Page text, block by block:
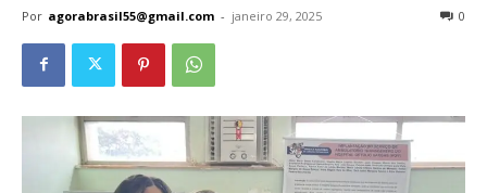
Por agorabrasil55@gmail.com - janeiro 29, 2025 0